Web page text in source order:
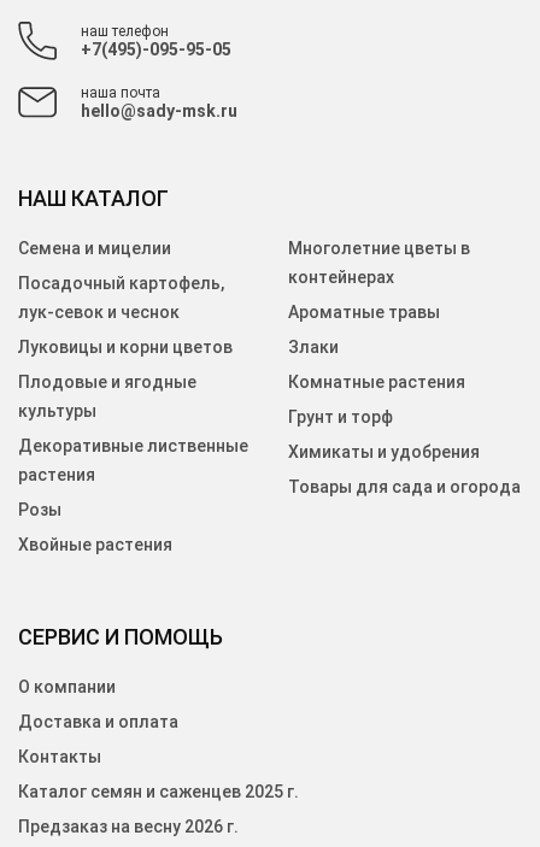
наш телефон
+7(495)-095-95-05
наша почта
hello@sady-msk.ru
СЕРВИС И ПОМОЩЬ
О компании
Доставка и оплата
Контакты
Каталог семян и саженцев 2025 г.
Предзаказ на весну 2026 г.
НАШ КАТАЛОГ
Семена и мицелии
Посадочный картофель,
лук-севок и чеснок
Луковицы и корни цветов
Плодовые и ягодные
культуры
Декоративные лиственные
растения
Розы
Хвойные растения
Многолетние цветы в
контейнерах
Ароматные травы
Злаки
Комнатные растения
Грунт и торф
Химикаты и удобрения
Товары для сада и огорода